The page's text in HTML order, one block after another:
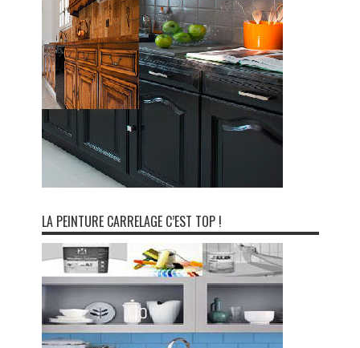
LA PEINTURE CARRELAGE C’EST TOP !